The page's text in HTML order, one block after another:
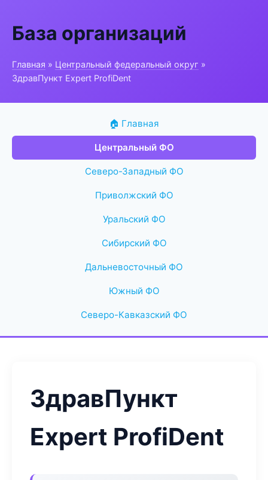
База организаций
Главная » Центральный федеральный округ »
ЗдравПункт Expert ProfiDent
🏠 Главная
Центральный ФО
Северо-Западный ФО
Приволжский ФО
Уральский ФО
Сибирский ФО
Дальневосточный ФО
Южный ФО
Северо-Кавказский ФО
ЗдравПункт
Expert ProfiDent